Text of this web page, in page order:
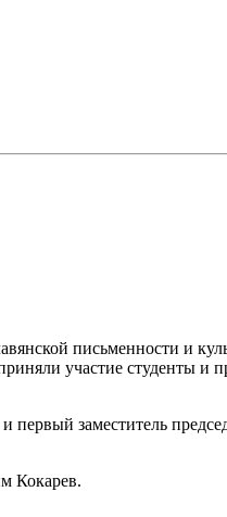
письменности и
приняли участие
заместитель
Кокарев.